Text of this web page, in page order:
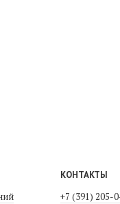
КОНТАКТЫ
+7 (391) 205-